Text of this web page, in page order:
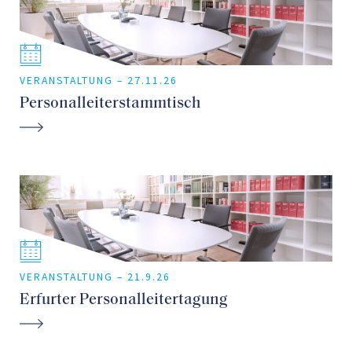
Umwandlung in nationale Einzelmarken und
anschließende Übertragung eines
Unionsmarkenportfolios einer Projektgesellschaft mit
dem Tätigkeitsschwerpunkt Windkraft und
Photovoltaik
Markenlizenzvertrages für einen international tätigen
Betreiber von online-shops
Patent- und lizenzrechtliche Beratung eines weltweit
tätigen Biotech-Unternehmens im Bereich der
Immunologie
VERANSTALTUNG – 27.11.26
Personalleiterstammtisch
VERANSTALTUNG – 21.9.26
Erfurter Personalleitertagung